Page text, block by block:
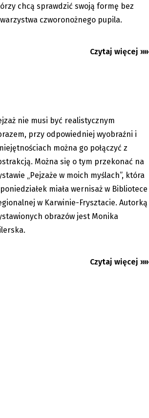
chcą sprawdzić swoją formę bez
czworonożnego pupila.
Czytaj więcej »»
wystawa stonawskiej
nie musi być realistycznym
przy odpowiedniej wyobraźni i
można go połączyć z
Można się o tym przekonać na
„Pejzaże w moich myślach”, która
miała wernisaż w Bibliotece
w Karwinie-Frysztacie. Autorką
obrazów jest Monika
Czytaj więcej »»